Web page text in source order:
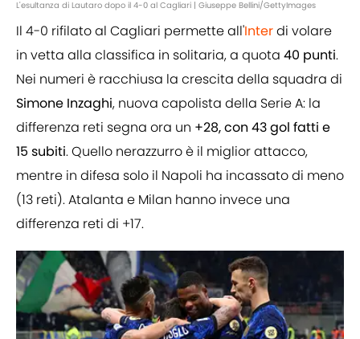
L'esultanza di Lautaro dopo il 4-0 al Cagliari | Giuseppe Bellini/GettyImages
Il 4-0 rifilato al Cagliari permette all'Interdi volare
in vetta alla classifica in solitaria, a quota 40 punti.
Nei numeri è racchiusa la crescita della squadra di
Simone Inzaghi, nuova capolista della Serie A: la
differenza reti segna ora un +28, con 43 gol fatti e
15 subiti. Quello nerazzurro è il miglior attacco,
mentre in difesa solo il Napoli ha incassato di meno
(13 reti). Atalanta e Milan hanno invece una
differenza reti di +17.